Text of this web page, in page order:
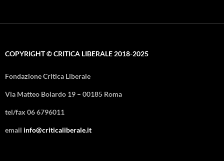
COPYRIGHT © CRITICA LIBERALE 2018-2025
Fondazione Critica Liberale
Via Matteo Boiardo 19 – 00185 Roma
tel/fax 06 6796011
email info@criticaliberale.it